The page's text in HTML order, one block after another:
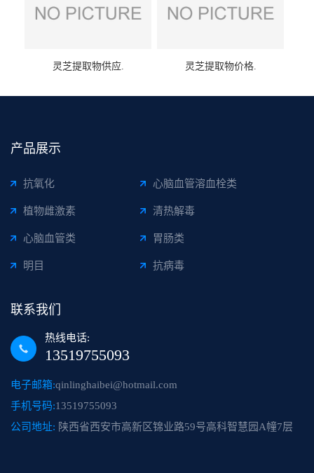
灵芝提取物供应. 灵芝提取物价格.
产品展示
抗氧化 心脑血管溶血栓类
植物雌激素 清热解毒
心脑血管类 胃肠类
明目 抗病毒
联系我们
热线电话:
13519755093
电子邮箱:qinlinghaibei@hotmail.com
手机号码:13519755093
公司地址: 陕西省西安市高新区锦业路59号高科智慧园A幢7层